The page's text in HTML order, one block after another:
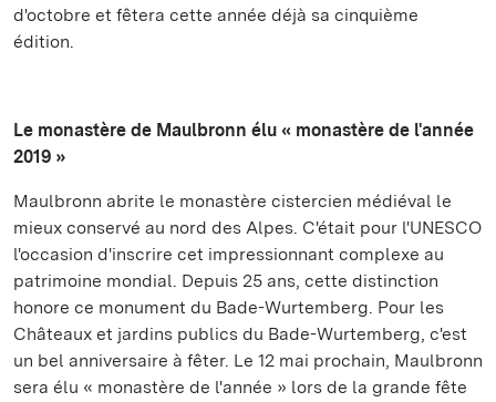
d'octobre et fêtera cette année déjà sa cinquième
édition.
Le monastère de Maulbronn élu « monastère de l'année
2019 »
Maulbronn abrite le monastère cistercien médiéval le
mieux conservé au nord des Alpes. C'était pour l'UNESCO
l'occasion d'inscrire cet impressionnant complexe au
patrimoine mondial. Depuis 25 ans, cette distinction
honore ce monument du Bade-Wurtemberg. Pour les
Châteaux et jardins publics du Bade-Wurtemberg, c'est
un bel anniversaire à fêter. Le 12 mai prochain, Maulbronn
sera élu « monastère de l'année » lors de la grande fête